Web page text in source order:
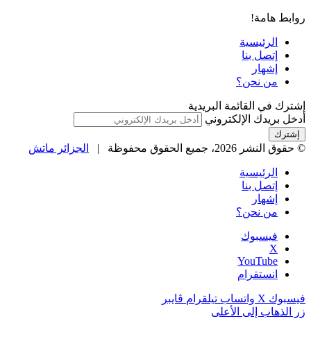
روابط هامة!
الرئيسية
إتصل بنا
إشهار
من نحن؟
إشترك في القائمة البريدية
أدخل بريدك الإلكتروني
© حقوق النشر 2026، جميع الحقوق محفوظة | الجزائر ماتش
الرئيسية
إتصل بنا
إشهار
من نحن؟
فيسبوك
‫X
‫YouTube
انستقرام
فيسبوك ‫X واتساب تيلقرام ڤايبر
زر الذهاب إلى الأعلى